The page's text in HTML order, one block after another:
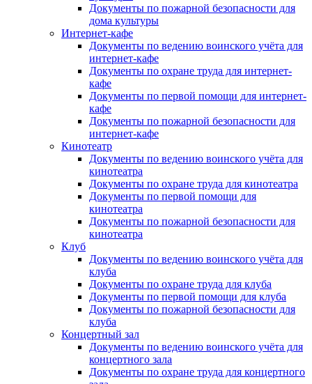
Документы по пожарной безопасности для
дома культуры
Интернет-кафе
Документы по ведению воинского учёта для
интернет-кафе
Документы по охране труда для интернет-
кафе
Документы по первой помощи для интернет-
кафе
Документы по пожарной безопасности для
интернет-кафе
Кинотеатр
Документы по ведению воинского учёта для
кинотеатра
Документы по охране труда для кинотеатра
Документы по первой помощи для
кинотеатра
Документы по пожарной безопасности для
кинотеатра
Клуб
Документы по ведению воинского учёта для
клуба
Документы по охране труда для клуба
Документы по первой помощи для клуба
Документы по пожарной безопасности для
клуба
Концертный зал
Документы по ведению воинского учёта для
концертного зала
Документы по охране труда для концертного